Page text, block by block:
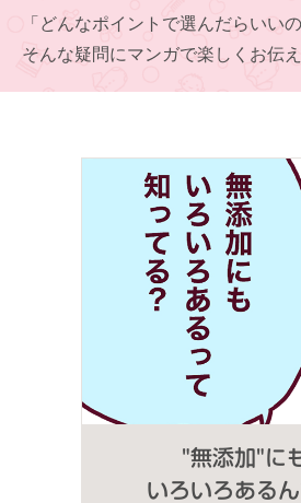
「どんなポイントで選んだらいいの
そんな疑問にマンガで楽しくお伝え
"無添加"に
いろいろある